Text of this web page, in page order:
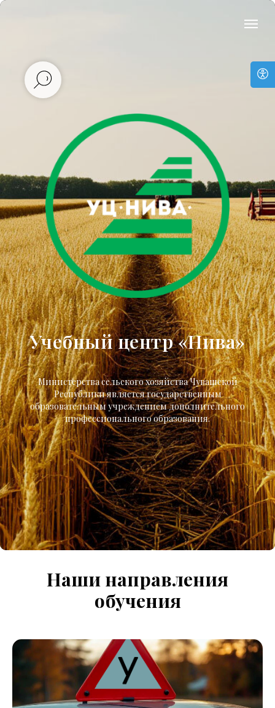
Учебный центр «Нива»
Министерства сельского хозяйства Чувашской
Республики является государственным
образовательным учреждением дополнительного
профессионального образования.
Наши направления
обучения